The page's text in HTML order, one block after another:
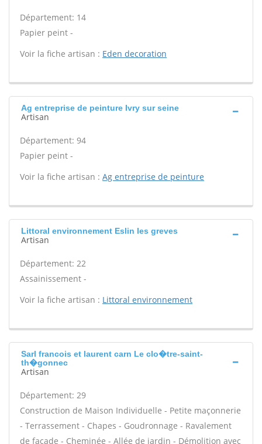
Département: 14
Papier peint -
Voir la fiche artisan : Eden decoration
Ag entreprise de peinture Ivry sur seine
Artisan
Département: 94
Papier peint -
Voir la fiche artisan : Ag entreprise de peinture
Littoral environnement Eslin les greves
Artisan
Département: 22
Assainissement -
Voir la fiche artisan : Littoral environnement
Sarl francois et laurent carn Le clo�tre-saint-
th�gonnec
Artisan
Département: 29
Construction de Maison Individuelle - Petite maçonnerie
- Terrassement - Chapes - Goudronnage - Ravalement
de façade - Cheminée - Allée de jardin - Démolition avec